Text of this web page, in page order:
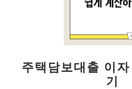
주택담보대출 이
기